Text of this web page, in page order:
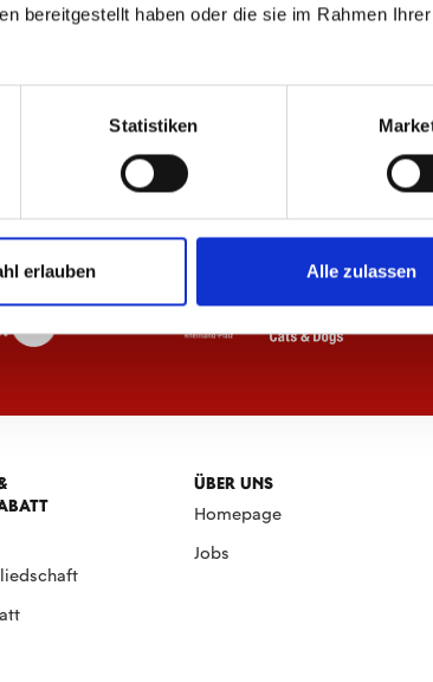
bereitgestellt haben oder die sie im Rahmen
Statistiken
erlauben Alle zulassen
ÜBER UNS
Homepage
Jobs